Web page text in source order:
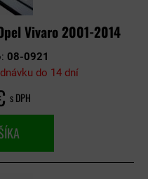
Vivaro 2001-2014
08-0921
do 14 dní
s DPH